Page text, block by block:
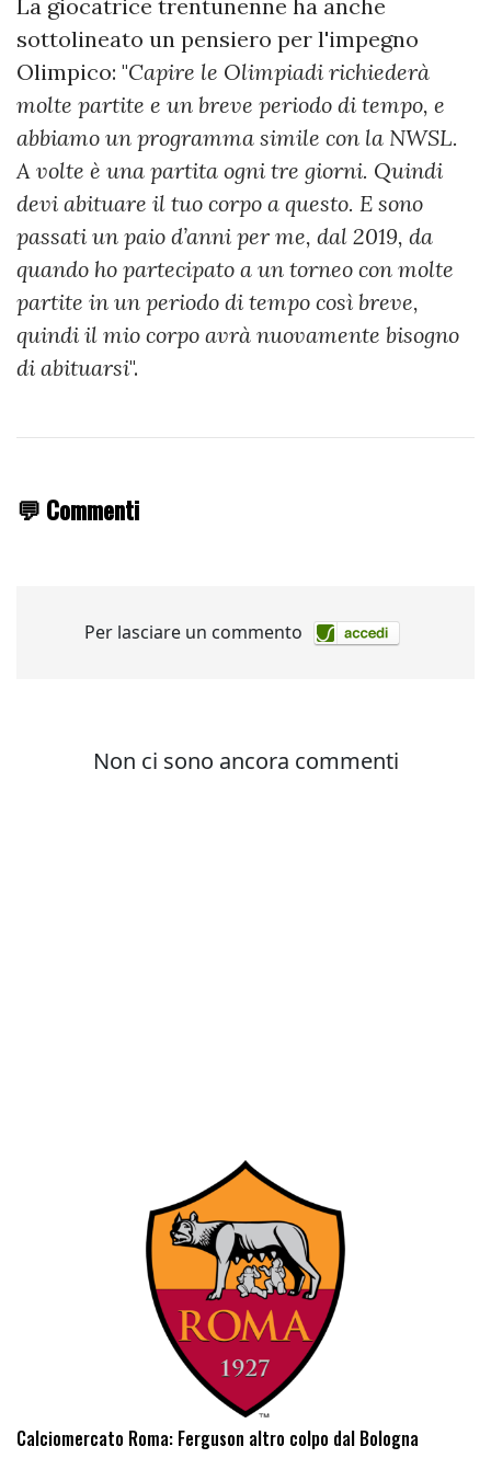
La giocatrice trentunenne ha anche
sottolineato un pensiero per l'impegno
Olimpico: "Capire le Olimpiadi richiederà
molte partite e un breve periodo di tempo, e
abbiamo un programma simile con la NWSL.
A volte è una partita ogni tre giorni. Quindi
devi abituare il tuo corpo a questo. E sono
passati un paio d’anni per me, dal 2019, da
quando ho partecipato a un torneo con molte
partite in un periodo di tempo così breve,
quindi il mio corpo avrà nuovamente bisogno
di abituarsi".
💬 Commenti
Calciomercato Roma: Ferguson altro colpo dal Bologna